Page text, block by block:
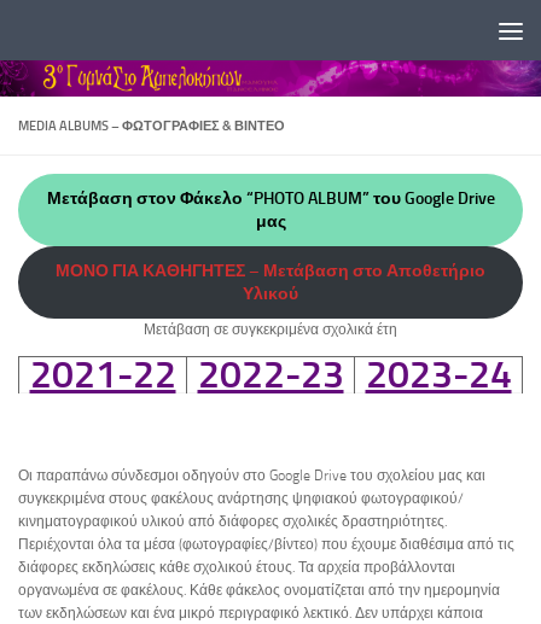
MEDIA ALBUMS – ΦΩΤΟΓΡΑΦΊΕΣ & ΒΊΝΤΕΟ
Μετάβαση στον Φάκελο “PHOTO ALBUM” του Google Drive
μας
ΜΟΝΟ ΓΙΑ ΚΑΘΗΓΗΤΕΣ – Μετάβαση στο Αποθετήριο
Υλικού
Μετάβαση σε συγκεκριμένα σχολικά έτη
2021-22 2022-23 2023-24
Οι παραπάνω σύνδεσμοι οδηγούν στο Google Drive του σχολείου μας και
συγκεκριμένα στους φακέλους ανάρτησης ψηφιακού φωτογραφικού/
κινηματογραφικού υλικού από διάφορες σχολικές δραστηριότητες.
Περιέχονται όλα τα μέσα (φωτογραφίες/βίντεο) που έχουμε διαθέσιμα από τις
διάφορες εκδηλώσεις κάθε σχολικού έτους. Τα αρχεία προβάλλονται
οργανωμένα σε φακέλους. Κάθε φάκελος ονοματίζεται από την ημερομηνία
των εκδηλώσεων και ένα μικρό περιγραφικό λεκτικό. Δεν υπάρχει κάποια